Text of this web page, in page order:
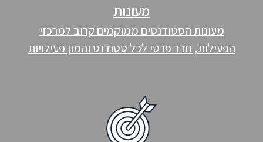
מעונות
מעונות הסטודנטים ממוקמים קרוב למרכזי
הפעילות, חדר פרטי לכל סטודנט והמון פעילויות